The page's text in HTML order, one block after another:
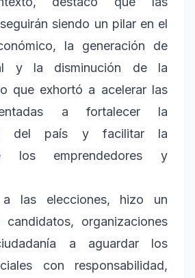
siendo un pilar en el
la generación de
y la disminución de la
que exhortó a acelerar las
a fortalecer la
del país y facilitar la
los emprendedores y
a las elecciones, hizo un
organizaciones
a aguardar los
con responsabilidad,